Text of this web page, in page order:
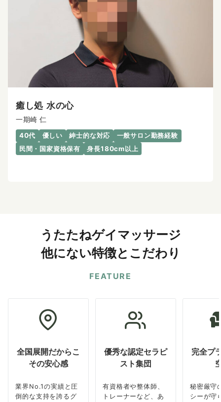
癒し処 水の心
一期崎 仁
40代 優しい 紳士的な対応
一般サロン勤務経験
民間・国家資格保有
身長180cm以上
うたたねゲイマッサージ
他にない特徴とこだわり
FEATURE
全国展開だからこ
その安心感
業界No.1の実績と圧
倒的な支持を誇るグ
優秀な認定セラピ
スト集団
有資格者や整体師、
トレーナーなど、あ
完全プ
秘密厳守
シーが守